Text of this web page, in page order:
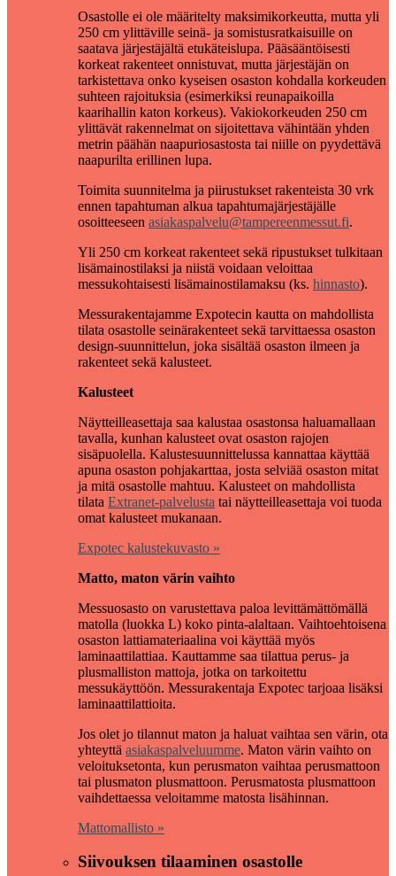
Osastolle ei ole määritelty maksimikorkeutta, mutta yli
250 cm ylittäville seinä-­ ja somistusratkaisuille on
saatava järjestäjältä etukäteislupa. Pääsääntöisesti
korkeat rakenteet onnistuvat, mutta järjestäjän on
tarkistettava onko kyseisen osaston kohdalla korkeuden
suhteen rajoituksia (esimerkiksi reunapaikoilla
kaarihallin katon korkeus). Vakiokorkeuden 250 cm
ylittävät rakennelmat on sijoitettava vähintään yhden
metrin päähän naapuriosastosta tai niille on pyydettävä
naapurilta erillinen lupa.
Toimita suunnitelma ja piirustukset rakenteista 30 vrk
ennen tapahtuman alkua tapahtumajärjestäjälle
osoitteeseen asiakaspalvelu@tampereenmessut.fi.
Yli 250 cm korkeat rakenteet sekä ripustukset tulkitaan
lisämainostilaksi ja niistä voidaan veloittaa
messukohtaisesti lisämainostilamaksu (ks. hinnasto).
Messurakentajamme Expotecin kautta on mahdollista
tilata osastolle seinärakenteet sekä tarvittaessa osaston
design-suunnittelun, joka sisältää osaston ilmeen ja
rakenteet sekä kalusteet.
Kalusteet
Näytteilleasettaja saa kalustaa osastonsa haluamallaan
tavalla, kunhan kalusteet ovat osaston rajojen
sisäpuolella. Kalustesuunnittelussa kannattaa käyttää
apuna osaston pohjakarttaa, josta selviää osaston mitat
ja mitä osastolle mahtuu. Kalusteet on mahdollista
tilata Extranet-palvelusta tai näytteilleasettaja voi tuoda
omat kalusteet mukanaan.
Expotec kalustekuvasto »
Matto, maton värin vaihto
Messuosasto on varustettava paloa levittämättömällä
matolla (luokka L) koko pinta-alaltaan. Vaihtoehtoisena
osaston lattiamateriaalina voi käyttää myös
laminaattilattiaa. Kauttamme saa tilattua perus- ja
plusmalliston mattoja, jotka on tarkoitettu
messukäyttöön. Messurakentaja Expotec tarjoaa lisäksi
laminaattilattioita.
Jos olet jo tilannut maton ja haluat vaihtaa sen värin, ota
yhteyttä asiakaspalveluumme. Maton värin vaihto on
veloituksetonta, kun perusmaton vaihtaa perusmattoon
tai plusmaton plusmattoon. Perusmatosta plusmattoon
vaihdettaessa veloitamme matosta lisähinnan.
Mattomallisto »
Siivouksen tilaaminen osastolle